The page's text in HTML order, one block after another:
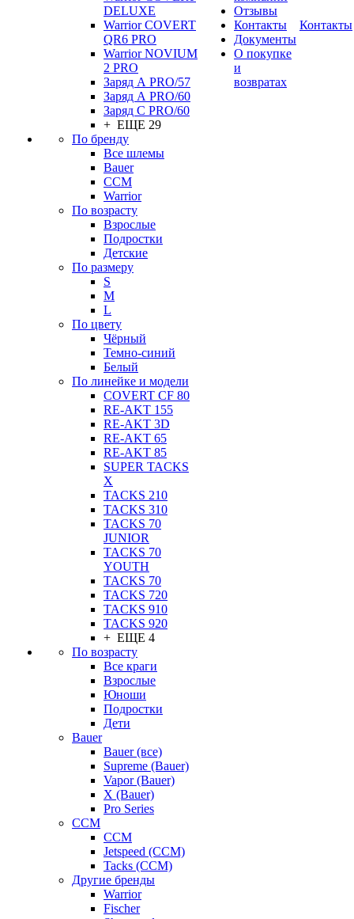
DELUXE
Warrior COVERT
QR6 PRO
Warrior NOVIUM
2 PRO
Заряд А PRO/57
Заряд А PRO/60
Заряд С PRO/60
+ ЕЩЕ 29
По бренду
Все шлемы
Bauer
CCM
Warrior
По возрасту
Взрослые
Подростки
Детские
По размеру
S
M
L
По цвету
Чёрный
Темно-синий
Белый
По линейке и модели
COVERT CF 80
RE-AKT 155
RE-AKT 3D
RE-AKT 65
RE-AKT 85
SUPER TACKS
X
TACKS 210
TACKS 310
TACKS 70
JUNIOR
TACKS 70
YOUTH
TACKS 70
TACKS 720
TACKS 910
TACKS 920
+ ЕЩЕ 4
По возрасту
Все краги
Взрослые
Юноши
Подростки
Дети
Bauer
Bauer (все)
Supreme (Bauer)
Vapor (Bauer)
X (Bauer)
Pro Series
CCM
CCM
Jetspeed (CCM)
Tacks (CCM)
Другие бренды
Warrior
Fischer
Отзывы
Контакты
Документы
О покупке
и
возвратах
Контакты